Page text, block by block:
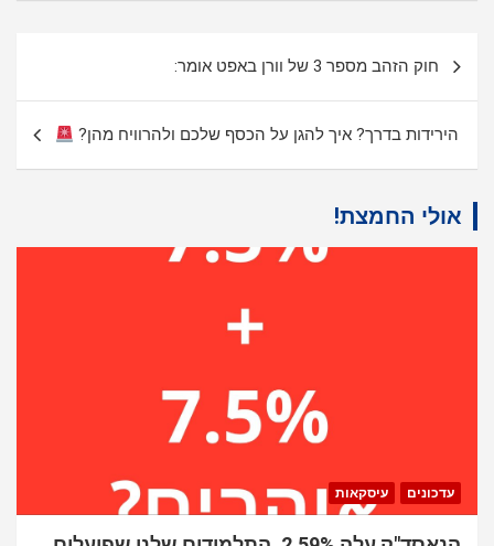
חוק הזהב מספר 3 של וורן באפט אומר:
הירידות בדרך? איך להגן על הכסף שלכם ולהרוויח מהן?
אולי החמצת!
עדכונים עיסקאות